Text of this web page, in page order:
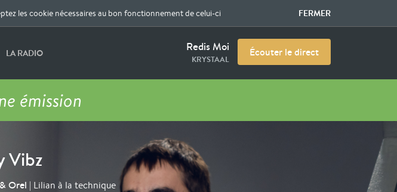
les cookie nécessaires au bon fonctionnement de celui-ci FERMER
LA RADIO Redis Moi
KRYSTAAL
Écouter le direct
émission
Vibz
Orel | Lilian à la technique